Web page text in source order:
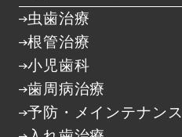
虫歯治療
根管治療
小児歯科
歯周病治療
予防・メインテナンス